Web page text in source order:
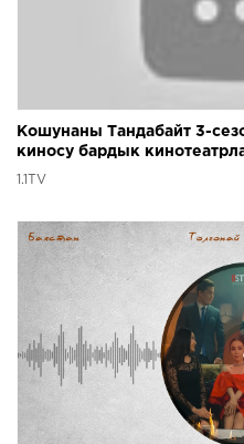
Кошунаны Тандабайт 3-
киносу бардык
1.1TV